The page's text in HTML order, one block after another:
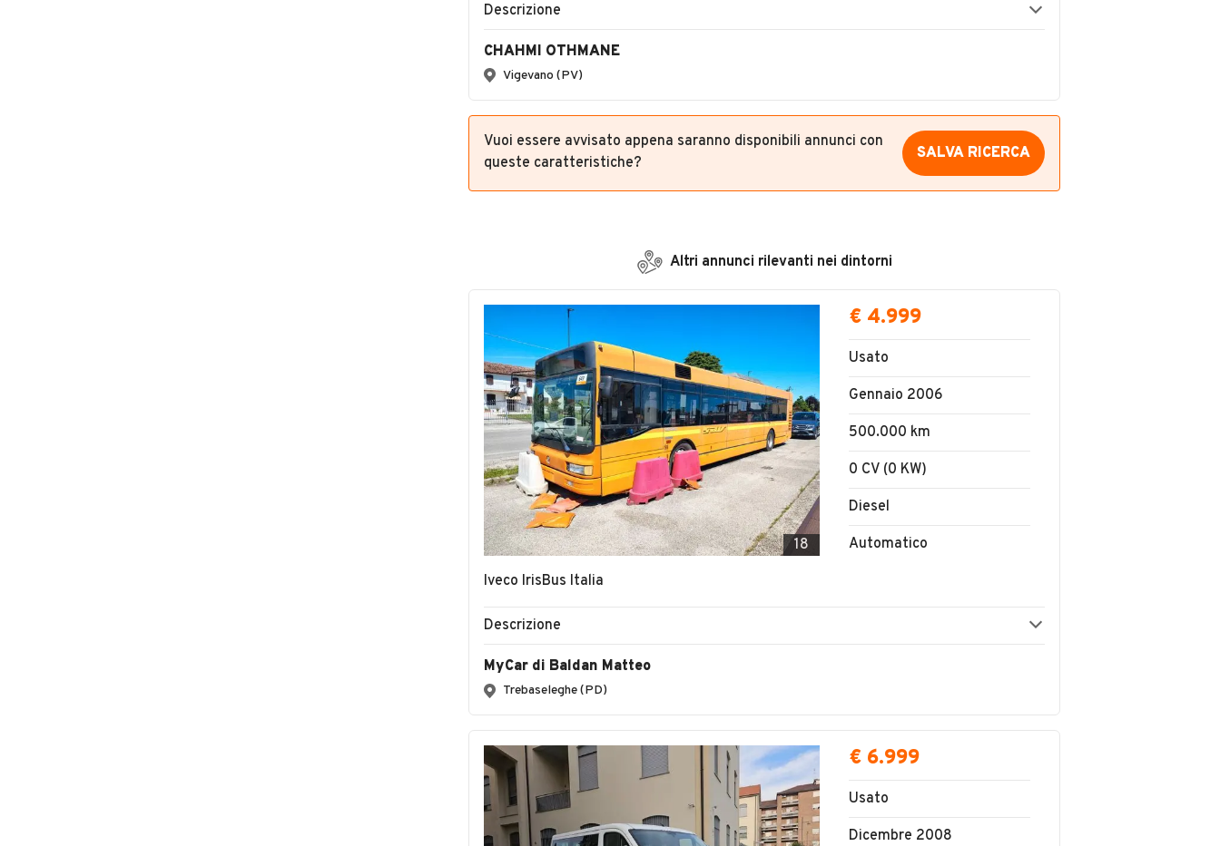
Descrizione
CHAHMI OTHMANE
Vigevano (PV)
Vuoi essere avvisato appena saranno disponibili annunci con
queste caratteristiche?
SALVA RICERCA
Altri annunci rilevanti nei dintorni
18
Iveco IrisBus Italia
€ 4.999
Usato
Gennaio 2006
500.000 km
0 CV (0 KW)
Diesel
Automatico
Descrizione
MyCar di Baldan Matteo
Trebaseleghe (PD)
€ 6.999
Usato
Dicembre 2008